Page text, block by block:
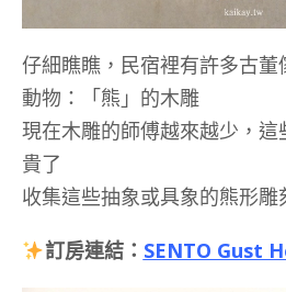
仔細瞧瞧，民宿裡有許多古
動物：「熊」的木雕
現在木雕的師傅越來越少，
貴了
收集這些抽象或具象的熊形
訂房連結： SENTO Gust